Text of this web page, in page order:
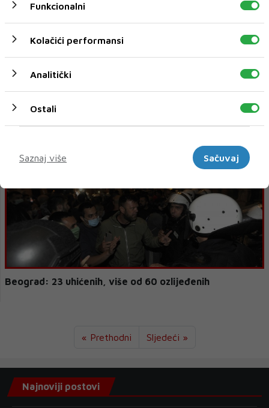
Ponovo kaos u Beogradu (VIDEO)
Beograd: 23 uhićenih, više od 60 ozlijeđenih
« Prethodni Sljedeći »
Funkcionalni
Kolačići performansi
Analitički
Ostali
Saznaj više
Sačuvaj
Najnoviji postovi